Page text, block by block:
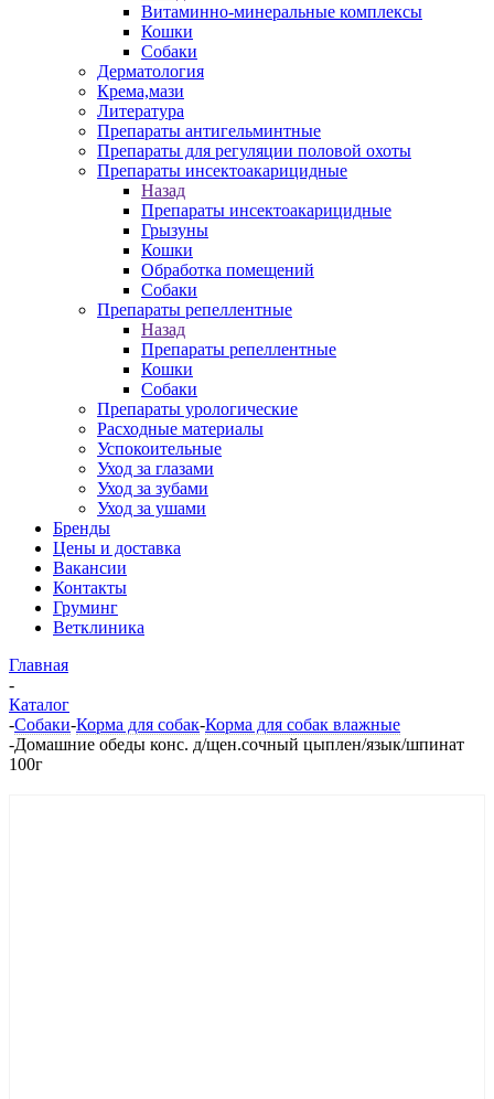
Витаминно-минеральные комплексы
Кошки
Собаки
Дерматология
Крема,мази
Литература
Препараты антигельминтные
Препараты для регуляции половой охоты
Препараты инсектоакарицидные
Назад
Препараты инсектоакарицидные
Грызуны
Кошки
Обработка помещений
Собаки
Препараты репеллентные
Назад
Препараты репеллентные
Кошки
Собаки
Препараты урологические
Расходные материалы
Успокоительные
Уход за глазами
Уход за зубами
Уход за ушами
Бренды
Цены и доставка
Вакансии
Контакты
Груминг
Ветклиника
Главная
-
Каталог
-Собаки-Корма для собак-Корма для собак влажные
-Домашние обеды конс. д/щен.сочный цыплен/язык/шпинат
100г